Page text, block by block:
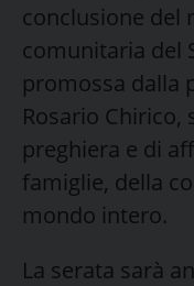
conclusione del
comunitaria del
promossa dalla
Rosario
preghiera e di
famiglie, della
mondo intero.
La serata sarà